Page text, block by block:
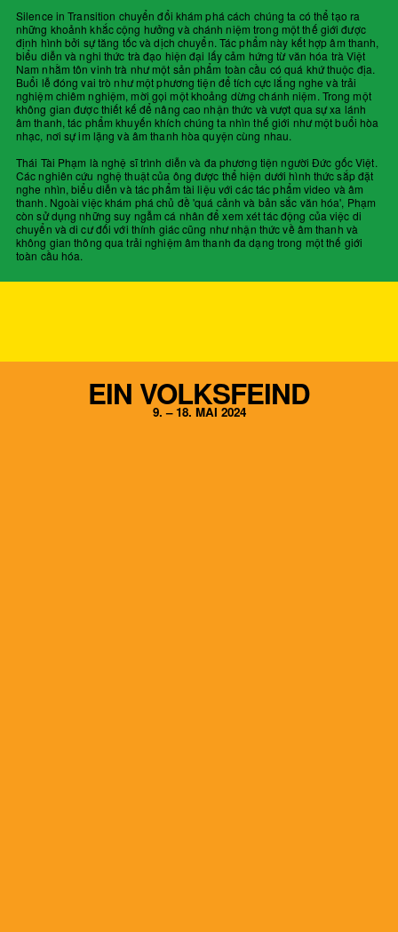
Silence in Transition chuyển đổi khám phá cách chúng ta có thể tạo ra
những khoảnh khắc cộng hưởng và chánh niệm trong một thế giới được
định hình bởi sự tăng tốc và dịch chuyển. Tác phẩm này kết hợp âm thanh,
biểu diễn và nghi thức trà đạo hiện đại lấy cảm hứng từ văn hóa trà Việt
Nam nhằm tôn vinh trà như một sản phẩm toàn cầu có quá khứ thuộc địa.
Buổi lễ đóng vai trò như một phương tiện để tích cực lắng nghe và trải
nghiệm chiêm nghiệm, mời gọi một khoảng dừng chánh niệm. Trong một
không gian được thiết kế để nâng cao nhận thức và vượt qua sự xa lánh
âm thanh, tác phẩm khuyến khích chúng ta nhìn thế giới như một buổi hòa
nhạc, nơi sự im lặng và âm thanh hòa quyện cùng nhau.
Thái Tài Phạm là nghệ sĩ trình diễn và đa phương tiện người Đức gốc Việt.
Các nghiên cứu nghệ thuật của ông được thể hiện dưới hình thức sắp đặt
nghe nhìn, biểu diễn và tác phẩm tài liệu với các tác phẩm video và âm
thanh. Ngoài việc khám phá chủ đề 'quá cảnh và bản sắc văn hóa', Phạm
còn sử dụng những suy ngẫm cá nhân để xem xét tác động của việc di
chuyển và di cư đối với thính giác cũng như nhận thức về âm thanh và
không gian thông qua trải nghiệm âm thanh đa dạng trong một thế giới
toàn cầu hóa.
EIN VOLKSFEIND
9. – 18. MAI 2024